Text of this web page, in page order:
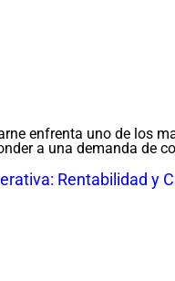
enfrenta uno de los
a una demanda de
Rentabilidad y